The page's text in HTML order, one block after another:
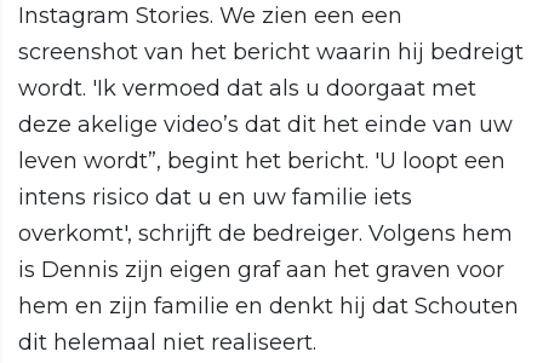
Instagram Stories. We zien een een
screenshot van het bericht waarin hij bedreigt
wordt. 'Ik vermoed dat als u doorgaat met
deze akelige video’s dat dit het einde van uw
leven wordt”, begint het bericht. 'U loopt een
intens risico dat u en uw familie iets
overkomt', schrijft de bedreiger. Volgens hem
is Dennis zijn eigen graf aan het graven voor
hem en zijn familie en denkt hij dat Schouten
dit helemaal niet realiseert.